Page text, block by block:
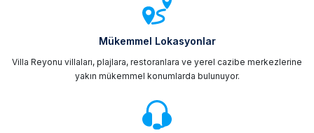
Mükemmel Lokasyonlar
Villa Reyonu villaları, plajlara, restoranlara ve yerel cazibe merkezlerine
yakın mükemmel konumlarda bulunuyor.